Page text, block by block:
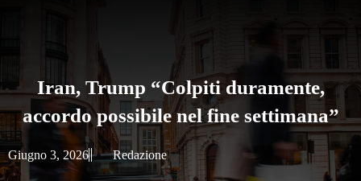
Iran, Trump “Colpiti duramente,
accordo possibile nel fine settimana”
Giugno 3, 2026 Redazione